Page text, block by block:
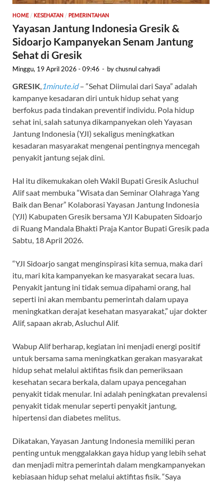
HOME/ KESEHATAN / PEMERINTAHAN
Yayasan Jantung Indonesia Gresik &
Sidoarjo Kampanyekan Senam Jantung
Sehat di Gresik
Minggu, 19 April 2026 - 09:46 - bychusnul cahyadi
GRESIK, 1minute.id– “Sehat Diimulai dari Saya” adalah
kampanye kesadaran diri untuk hidup sehat yang
berfokus pada tindakan preventif individu. Pola hidup
sehat ini, salah satunya dikampanyekan oleh Yayasan
Jantung Indonesia (YJI) sekaligus meningkatkan
kesadaran masyarakat mengenai pentingnya mencegah
penyakit jantung sejak dini.
Hal itu dikemukakan oleh Wakil Bupati Gresik Asluchul
Alif saat membuka “Wisata dan Seminar Olahraga Yang
Baik dan Benar” Kolaborasi Yayasan Jantung Indonesia
(YJI) Kabupaten Gresik bersama YJI Kabupaten Sidoarjo
di Ruang Mandala Bhakti Praja Kantor Bupati Gresik pada
Sabtu, 18 April 2026.
“YJI Sidoarjo sangat menginspirasi kita semua, maka dari
itu, mari kita kampanyekan ke masyarakat secara luas.
Penyakit jantung ini tidak semua dipahami orang, hal
seperti ini akan membantu pemerintah dalam upaya
meningkatkan derajat kesehatan masyarakat,” ujar dokter
Alif, sapaan akrab, Asluchul Alif.
Wabup Alif berharap, kegiatan ini menjadi energi positif
untuk bersama sama meningkatkan gerakan masyarakat
hidup sehat melalui aktifitas fisik dan pemeriksaan
kesehatan secara berkala, dalam upaya pencegahan
penyakit tidak menular. Ini adalah peningkatan prevalensi
penyakit tidak menular seperti penyakit jantung,
hipertensi dan diabetes melitus.
Dikatakan, Yayasan Jantung Indonesia memiliki peran
penting untuk menggalakkan gaya hidup yang lebih sehat
dan menjadi mitra pemerintah dalam mengkampanyekan
kebiasaan hidup sehat melalui aktifitas fisik. “Saya